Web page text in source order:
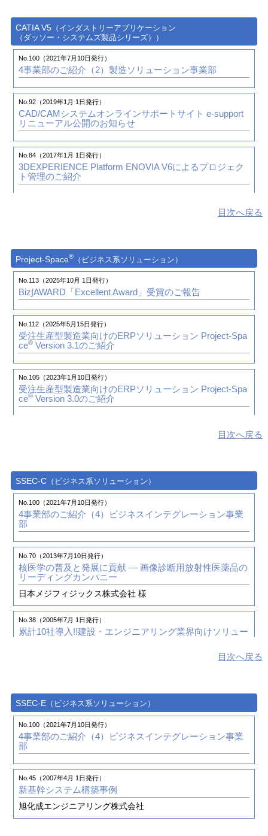
No.96（2020年1月 1日発行）
TECHNIA PLM INNOVATION FORUM 2019のご報告
No.94（2019年7月 1日発行）
ダッソー・システムズ株式会社との取り組みとFY2018の
活動における表彰
No.92（2019年1月 1日発行）
ものづくり変革のための意識変革― 新しい時代の新しい
ものづくりの3DEXPERIENCEプラットフォーム ―
ダッソー・システムズ株式会社 様
CATIA V5 （インダストリーアプリケーション
（ダッソー・システムズ製品シリーズ））
No.100（2021年7月10日発行）
4事業部のご紹介（2）製造ソリューション事業部
No.92（2019年1月 1日発行）
CAD/CAMシステムオンラインサポートサイト e-support
リニューアル公開のお知らせ
No.84（2017年1月 1日発行）
3DEXPERIENCE Platform ENOVIA V6によるプロジェク
ト管理のご紹介
3DEXPERIENCE Platform ENOVIA V6によるBOM管理の
No.82（2016年7月 1日発行）
CATIA V5 ENOVIA V6バンドルパッケージ（ASO3X-JP）
のご紹介
No.75（2014年10月 1日発行）
トータルソリューションのご提案（1）STLの活用例
意匠設計をCATIAで実現、さらに次の工程へ展開する
ヒロボー株式会社 様
No.55（2009年10月 1日発行）
導入支援レポート（第2回）「経験」に基づいた導入支援
における金型テンプレート構築方法
No.54（2009年7月 1日発行）
導入支援レポート（第1回）「経験」に基づいた導入支援
の進め方
No.53（2009年4月 1日発行）
CATIA V5をいち早く導入し、『ものづくり』のエンジニ
アを育成する
明星大学 様
No.51（2008年10月 1日発行）
CATIA V5を活用して世界の自動車開発会社へ
株式会社 HIVEC 様
プロダクトデザイン科新設！〔CATIA〕実習を含む教育
カリキュラムにより、ハイレベルなデジタルエンジニア
養成を目指す
学校法人龍馬学園 国際デザイン・ビューティカレッジ 様
目次へ戻る
Project-Space® （ビジネス系ソリューション）
No.113（2025年10月 1日発行）
Biz∫AWARD「Excellent Award」受賞のご報告
No.112（2025年5月15日発行）
受注生産型製造業向けのERPソリューション Project-Spa
ce® Version 3.1のご紹介
No.105（2023年1月10日発行）
受注生産型製造業向けのERPソリューション Project-Spa
ce® Version 3.0のご紹介
ビジネスインテグレーション事業
No.100（2021年7月10日発行）
受注生産型製造業向けのERPソリューションProject-Spa
ce®Version2.4/2.5のご紹介
中堅企業連邦のサノヤスグループ シナジー効果を生み出
す新基幹システムにProject-Space
サノヤスホールディングス株式会社 様
Project-Space®Version 2.3 新機能のご紹介
― 基幹
内海造船株式会社 様
プロジェクト型事業における働き方改革と業務効率向上
の両立と実現 「業界に特化したERPとBPMソリューショ
ンのご紹介」セミナーの報告
No.88（2018年1月 1日発行）
設計変更で発生する 現場の混乱/納期遅延/コスト増加3大
課題の一気解決セミナー開催のご報告
目次へ戻る
SSEC-C （ビジネス系ソリューション）
No.100（2021年7月10日発行）
4事業部のご紹介（4）
ビジネスインテグレーション事業
部
No.70（2013年7月10日発行）
核医学の普及と発展に貢献― 画像診断用放射性医薬品の
リーディングカンパニー
日本メジフィジックス株式会社 様
No.38（2005年7月 1日発行）
累計10社導入!!建設・エンジニアリング業界向けソリュー
る経営管理体制の構築
住友電設株式会社 様
No.27（2002年10月 1日発行）
建設業／エンジニアリング業向け統合事務計算EBSテン
目次へ戻る
SSEC-E （ビジネス系ソリューション）
No.100（2021年7月10日発行）
4事業部のご紹介（4）
ビジネスインテグレーション事業
部
No.45（2007年4月 1日発行）
新基幹システム構築事例
旭化成エンジニアリング株式会社